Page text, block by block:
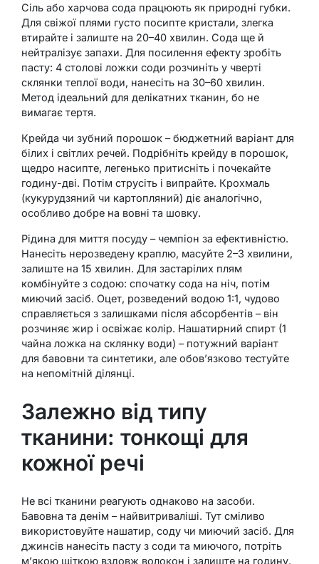
Сіль або харчова сода працюють як природні губки.
Для свіжої плями густо посипте кристали, злегка
втирайте і залиште на 20–40 хвилин. Сода ще й
нейтралізує запахи. Для посилення ефекту зробіть
пасту: 4 столові ложки соди розчиніть у чверті
склянки теплої води, нанесіть на 30–60 хвилин.
Метод ідеальний для делікатних тканин, бо не
вимагає тертя.
Крейда чи зубний порошок – бюджетний варіант для
білих і світлих речей. Подрібніть крейду в порошок,
щедро насипте, легенько притисніть і почекайте
годину-дві. Потім струсіть і випрайте. Крохмаль
(кукурудзяний чи картопляний) діє аналогічно,
особливо добре на вовні та шовку.
Рідина для миття посуду – чемпіон за ефективністю.
Нанесіть нерозведену краплю, масуйте 2–3 хвилини,
залиште на 15 хвилин. Для застарілих плям
комбінуйте з содою: спочатку сода на ніч, потім
миючий засіб. Оцет, розведений водою 1:1, чудово
справляється з залишками після абсорбентів – він
розчиняє жир і освіжає колір. Нашатирний спирт (1
чайна ложка на склянку води) – потужний варіант
для бавовни та синтетики, але обов’язково тестуйте
на непомітній ділянці.
Залежно від типу
тканини: тонкощі для
кожної речі
Не всі тканини реагують однаково на засоби.
Бавовна та денім – найвитриваліші. Тут сміливо
використовуйте нашатир, соду чи миючий засіб. Для
джинсів нанесіть пасту з соди та миючого, потріть
м’якою щіткою вздовж волокон і залиште на годину.